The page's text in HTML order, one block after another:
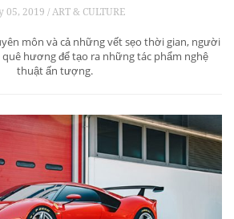
05, 2019 / ART & CULTURE
môn và cả những vết sẹo thời gian, người
hương để tạo ra những tác phẩm nghệ
thuật ấn tượng.